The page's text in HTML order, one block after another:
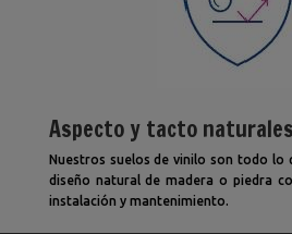
Aspecto y tacto naturales
Nuestros suelos de vinilo son todo lo
diseño natural de madera o piedra
instalación y mantenimiento.